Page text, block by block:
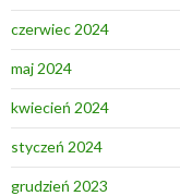
czerwiec 2024
maj 2024
kwiecień 2024
styczeń 2024
grudzień 2023